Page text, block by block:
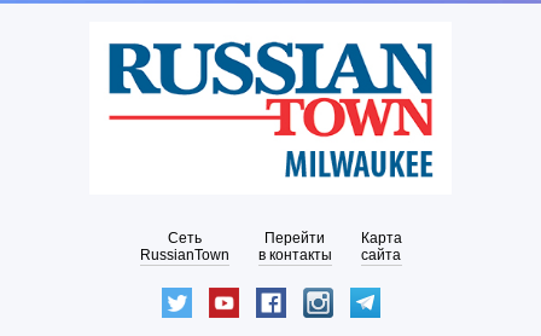
Сеть
RussianTown
Перейти
в контакты
Карта
сайта